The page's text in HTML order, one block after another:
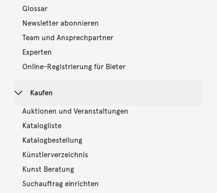
Glossar
Newsletter abonnieren
Team und Ansprechpartner
Experten
Online-Registrierung für Bieter
Kaufen
Auktionen und Veranstaltungen
Katalogliste
Katalogbestellung
Künstlerverzeichnis
Kunst Beratung
Suchauftrag einrichten